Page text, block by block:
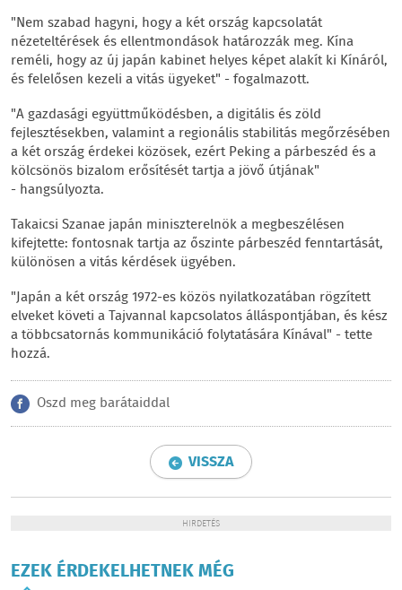
"Nem szabad hagyni, hogy a két ország kapcsolatát
nézeteltérések és ellentmondások határozzák meg. Kína
reméli, hogy az új japán kabinet helyes képet alakít ki Kínáról,
és felelősen kezeli a vitás ügyeket" - fogalmazott.
"A gazdasági együttműködésben, a digitális és zöld
fejlesztésekben, valamint a regionális stabilitás megőrzésében
a két ország érdekei közösek, ezért Peking a párbeszéd és a
kölcsönös bizalom erősítését tartja a jövő útjának"
- hangsúlyozta.
Takaicsi Szanae japán miniszterelnök a megbeszélésen
kifejtette: fontosnak tartja az őszinte párbeszéd fenntartását,
különösen a vitás kérdések ügyében.
"Japán a két ország 1972-es közös nyilatkozatában rögzített
elveket követi a Tajvannal kapcsolatos álláspontjában, és kész
a többcsatornás kommunikáció folytatására Kínával" - tette
hozzá.
Oszd meg barátaiddal
VISSZA
HIRDETÉS
EZEK ÉRDEKELHETNEK MÉG